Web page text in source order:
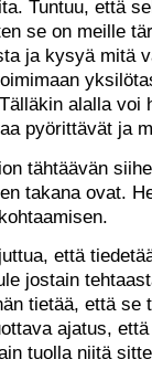
Tuntuu, että
se on meille
ja kysyä mitä
alalla voi
pyörittävät ja
tähtäävän
takana ovat.
että
jostain
tietää, että
ajatus,
tuolla niitä